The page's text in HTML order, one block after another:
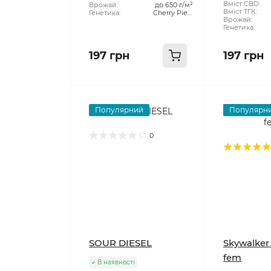
Врожай:
до 650 г/м²
Генетика:
Cherry Pie x
197 грн
рослини:
Вміст CBD:
Вміст ТГК:
Врожай:
Генетика:
197 грн
Популярний
0
SOUR DIESEL
В наявності
fem